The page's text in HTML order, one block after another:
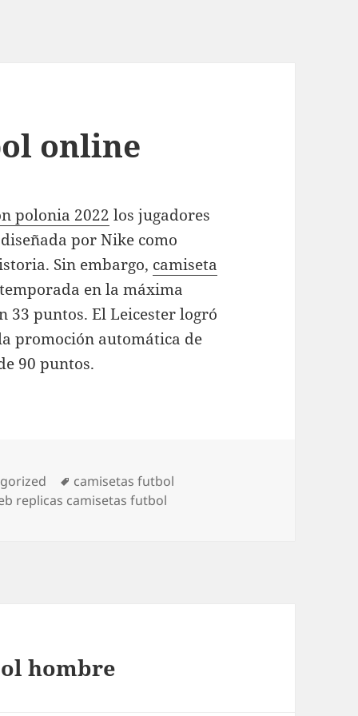
online
polonia 2022 los jugadores
por Nike como
Sin embargo, camiseta
en la máxima
33 puntos. El Leicester logró
promoción automática de
90 puntos.
Etiquetas
camisetas futbol
replicas camisetas futbol
hombre